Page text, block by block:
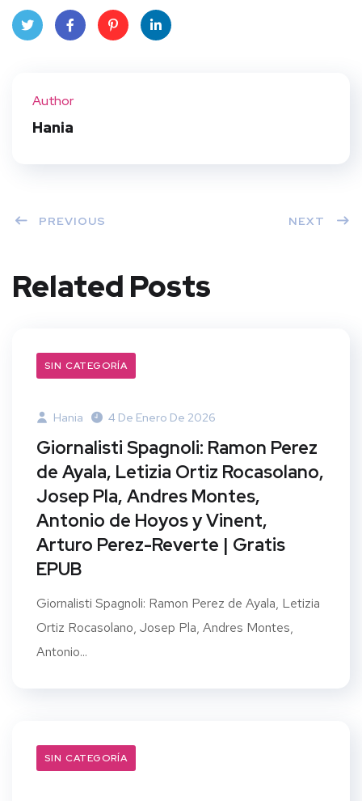
Author
Hania
PREVIOUS NEXT
Related Posts
SIN CATEGORÍA
Hania 4 De Enero De 2026
Giornalisti Spagnoli: Ramon Perez
de Ayala, Letizia Ortiz Rocasolano,
Josep Pla, Andres Montes,
Antonio de Hoyos y Vinent,
Arturo Perez-Reverte | Gratis
EPUB
Giornalisti Spagnoli: Ramon Perez de Ayala, Letizia
Ortiz Rocasolano, Josep Pla, Andres Montes,
Antonio...
SIN CATEGORÍA